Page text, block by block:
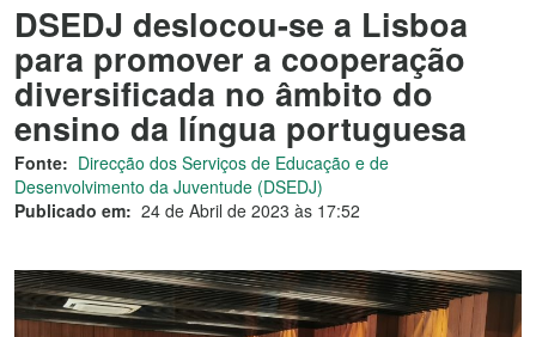
DSEDJ deslocou-se a Lisboa
para promover a cooperação
diversificada no âmbito do
ensino da língua portuguesa
Fonte: Direcção dos Serviços de Educação e de
Desenvolvimento da Juventude (DSEDJ)
Publicado em: 24 de Abril de 2023 às 17:52